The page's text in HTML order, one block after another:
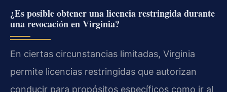
¿Es posible obtener una licencia restringida durante
una revocación en Virginia?
En ciertas circunstancias limitadas, Virginia
permite licencias restringidas que autorizan
conducir para propósitos específicos como ir al